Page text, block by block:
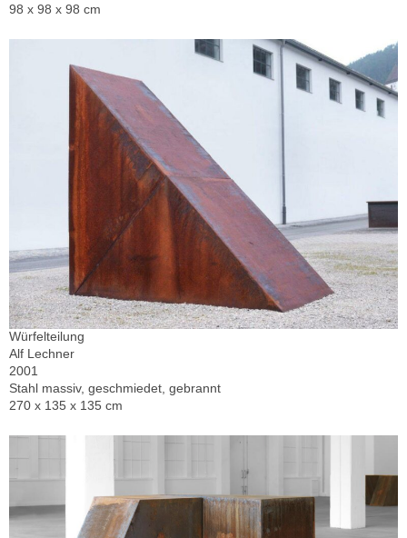
98 x 98 x 98 cm
Würfelteilung
Alf Lechner
2001
Stahl massiv, geschmiedet, gebrannt
270 x 135 x 135 cm